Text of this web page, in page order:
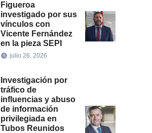
Figueroa
investigado por sus
vínculos con
Vicente Fernández
en la pieza SEPI
julio 26, 2026
Investigación por
tráfico de
influencias y abuso
de información
privilegiada en
Tubos Reunidos